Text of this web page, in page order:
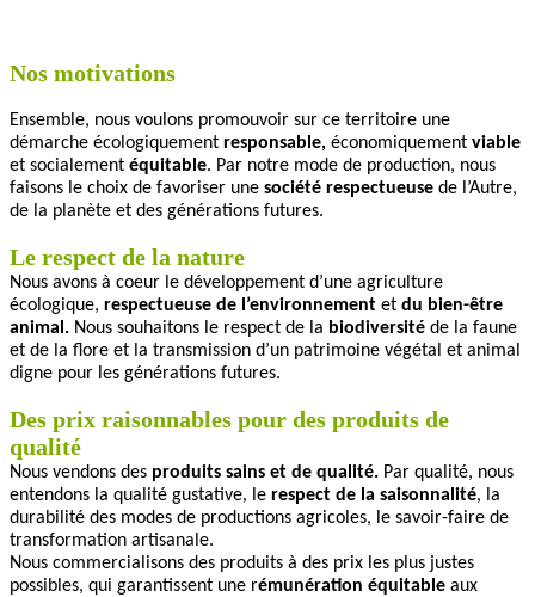
Nos motivations
Ensemble, nous voulons promouvoir sur ce territoire une
démarche écologiquement responsable, économiquement viable
et socialement équitable. Par notre mode de production, nous
faisons le choix de favoriser une société respectueuse de l’Autre,
de la planète et des générations futures.
Le respect de la nature
Nous avons à coeur le développement d’une agriculture
écologique, respectueuse de l’environnement et du bien-être
animal. Nous souhaitons le respect de la biodiversité de la faune
et de la flore et la transmission d’un patrimoine végétal et animal
digne pour les générations futures.
Des prix raisonnables pour des produits de
qualité
Nous vendons des produits sains et de qualité. Par qualité, nous
entendons la qualité gustative, le respect de la saisonnalité, la
durabilité des modes de productions agricoles, le savoir-faire de
transformation artisanale.
Nous commercialisons des produits à des prix les plus justes
possibles, qui garantissent une rémunération équitable aux